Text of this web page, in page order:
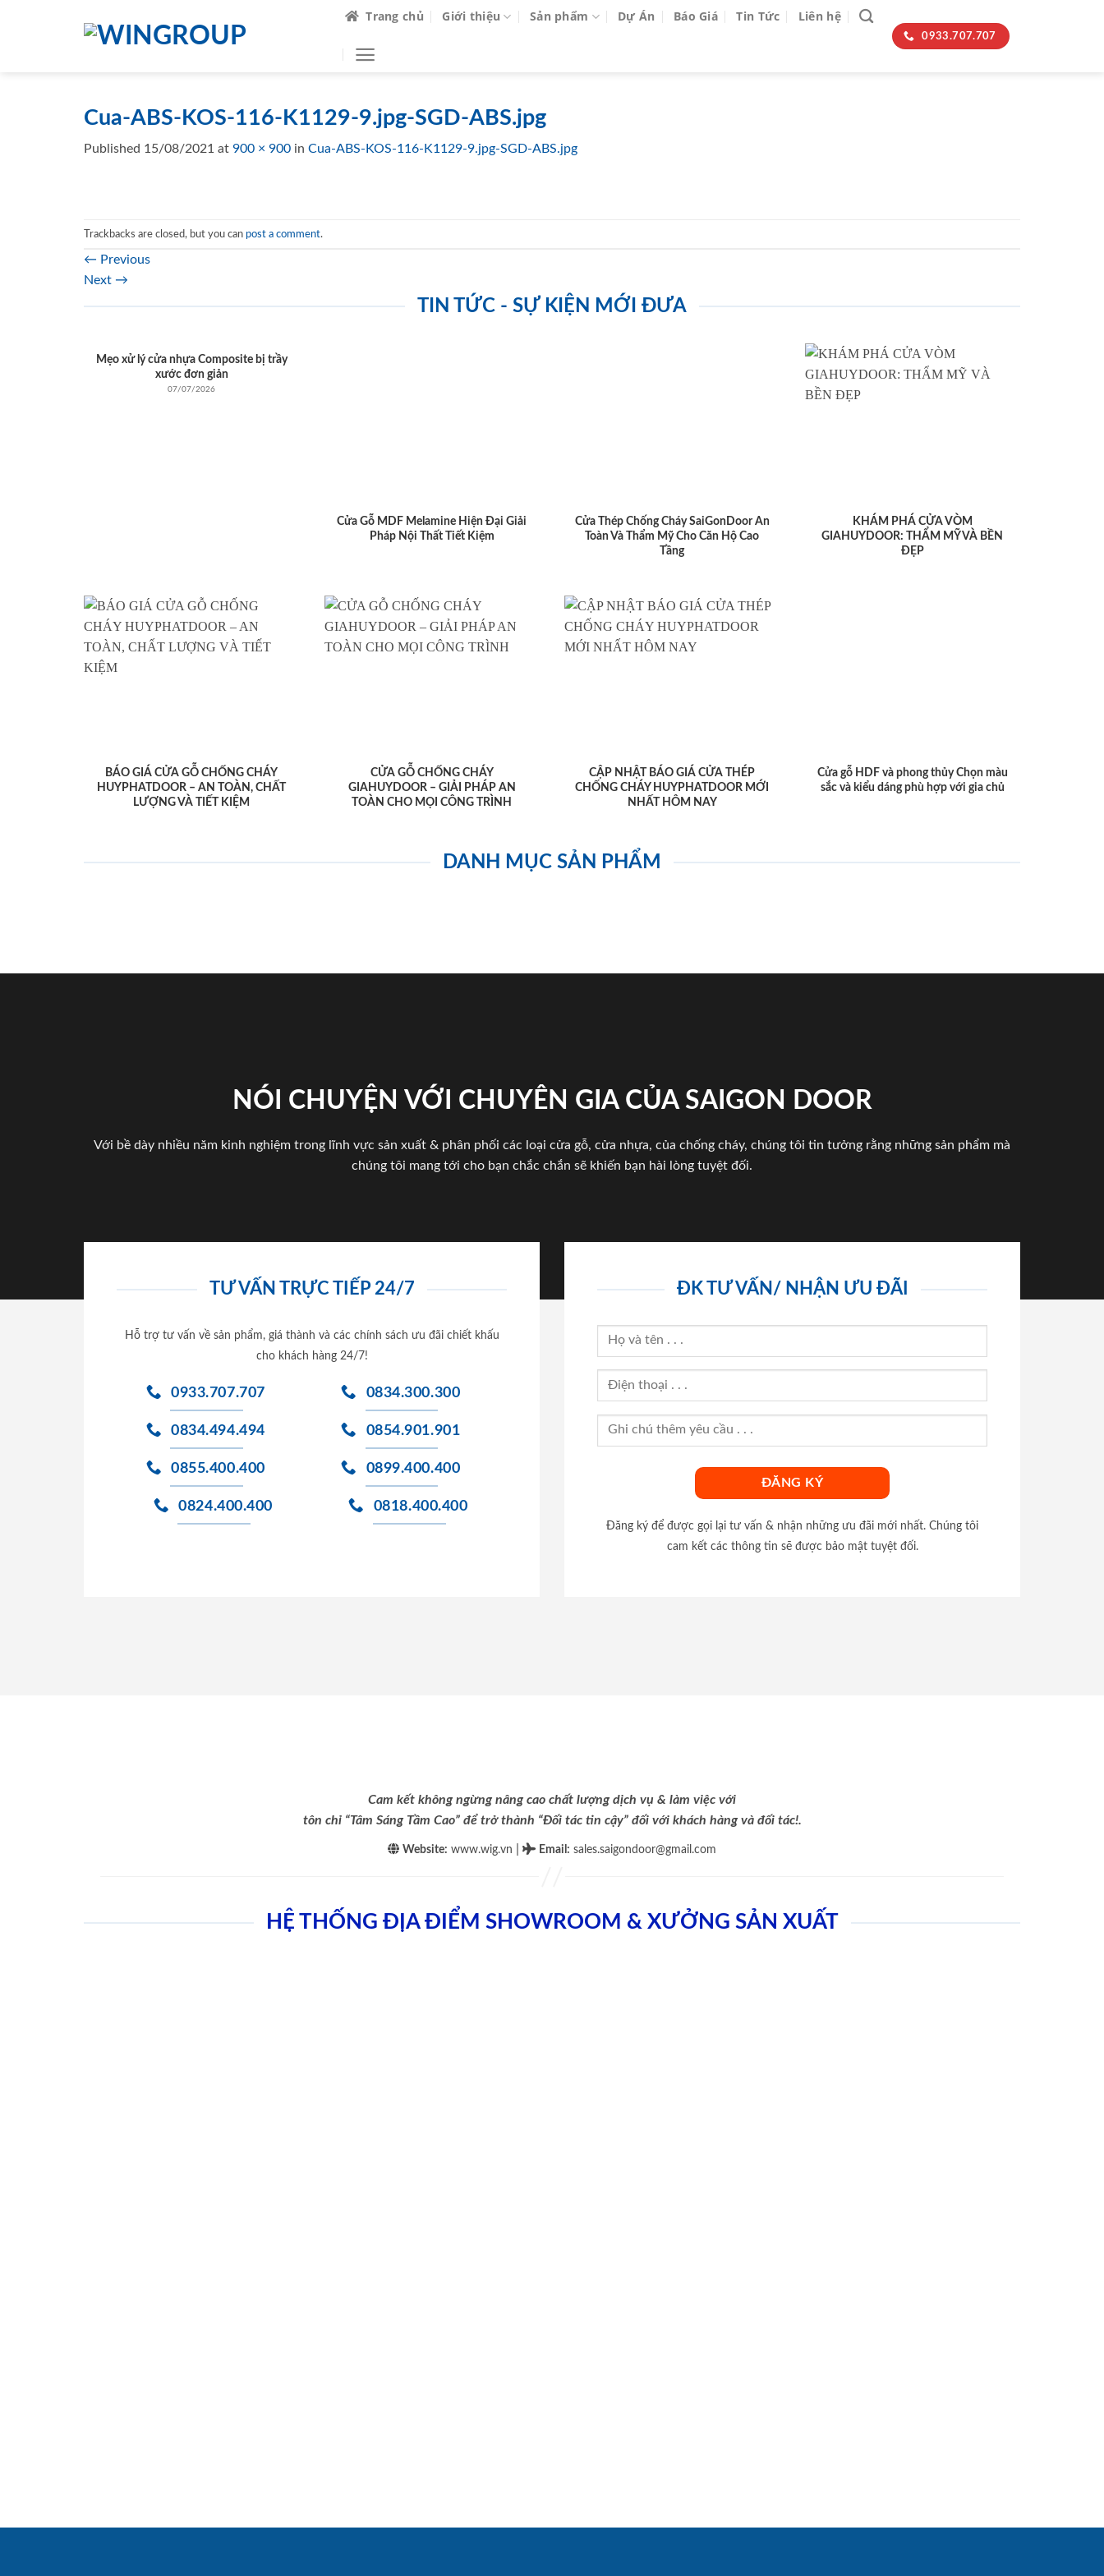
Trang chủ Giới thiệu Sản phẩm Dự Án Báo Giá Tin Tức Liên hệ
0933.707.707
Cua-ABS-KOS-116-K1129-9.jpg-SGD-ABS.jpg
Published 15/08/2021 at 900 × 900 in Cua-ABS-KOS-116-K1129-9.jpg-SGD-ABS.jpg
Trackbacks are closed, but you can post a comment.
← Previous
Next →
TIN TỨC - SỰ KIỆN MỚI ĐƯA
Mẹo xử lý cửa nhựa Composite bị trầy
xước đơn giản
07/07/2026
Cửa Gỗ MDF Melamine Hiện Đại Giải
Pháp Nội Thất Tiết Kiệm
Cửa Thép Chống Cháy SaiGonDoor An
Toàn Và Thẩm Mỹ Cho Căn Hộ Cao
Tầng
KHÁM PHÁ CỬA VÒM
GIAHUYDOOR: THẨM MỸ VÀ BỀN
ĐẸP
BÁO GIÁ CỬA GỖ CHỐNG CHÁY
HUYPHATDOOR – AN TOÀN, CHẤT
LƯỢNG VÀ TIẾT KIỆM
CỬA GỖ CHỐNG CHÁY
GIAHUYDOOR – GIẢI PHÁP AN
TOÀN CHO MỌI CÔNG TRÌNH
CẬP NHẬT BÁO GIÁ CỬA THÉP
CHỐNG CHÁY HUYPHATDOOR MỚI
NHẤT HÔM NAY
Cửa gỗ HDF và phong thủy Chọn màu
sắc và kiểu dáng phù hợp với gia chủ
DANH MỤC SẢN PHẨM
NÓI CHUYỆN VỚI CHUYÊN GIA CỦA SAIGON DOOR
Với bề dày nhiều năm kinh nghiệm trong lĩnh vực sản xuất & phân phối các loại cửa gỗ, cửa nhựa, của chống cháy, chúng tôi tin tưởng rằng những sản phẩm mà
chúng tôi mang tới cho bạn chắc chắn sẽ khiến bạn hài lòng tuyệt đối.
TƯ VẤN TRỰC TIẾP 24/7
Hỗ trợ tư vấn về sản phẩm, giá thành và các chính sách ưu đãi chiết khấu
cho khách hàng 24/7!
0933.707.707
0834.494.494
0855.400.400
0824.400.400
0834.300.300
0854.901.901
0899.400.400
0818.400.400
ĐK TƯ VẤN/ NHẬN ƯU ĐÃI
Đăng ký để được gọi lại tư vấn & nhận những ưu đãi mới nhất. Chúng tôi
cam kết các thông tin sẽ được bảo mật tuyệt đối.
Cam kết không ngừng nâng cao chất lượng dịch vụ & làm việc với
tôn chỉ “Tâm Sáng Tầm Cao” để trở thành “Đối tác tin cậy” đối với khách hàng và đối tác!.
Website: www.wig.vn Email : sales.saigondoor@gmail.com
HỆ THỐNG ĐỊA ĐIỂM SHOWROOM & XƯỞNG SẢN XUẤT